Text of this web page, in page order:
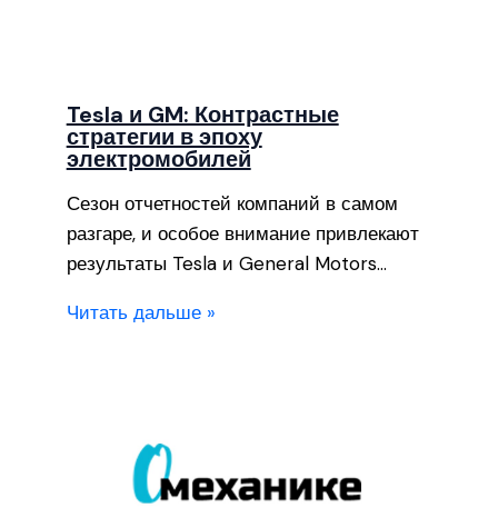
Tesla и GM: Контрастные
стратегии в эпоху
электромобилей
Сезон отчетностей компаний в самом
разгаре, и особое внимание привлекают
результаты Tesla и General Motors…
Читать дальше »